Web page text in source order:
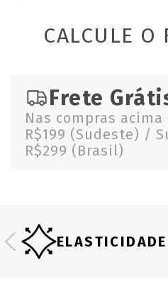
CALCULE O
Frete
Nas compras acima
R$199 (Sudeste) /
R$299 (Brasil)
ELASTICIDADE